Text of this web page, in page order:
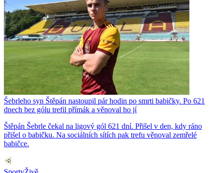
Šebrleho syn Štěpán nastoupil pár hodin po smrti babičky. Po 621
dnech bez gólu trefil přímák a věnoval ho jí
Štěpán Šebrle čekal na ligový gól 621 dní. Přišel v den, kdy ráno
přišel o babičku. Na sociálních sítích pak trefu věnoval zemřelé
babičce.